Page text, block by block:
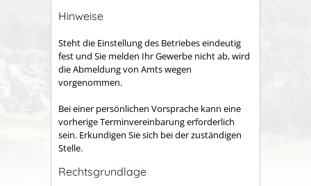
Hinweise
Steht die Einstellung des Betriebes eindeutig
fest und Sie melden Ihr Gewerbe nicht ab, wird
die Abmeldung von Amts wegen
vorgenommen.
Bei einer persönlichen Vorsprache kann eine
vorherige Terminvereinbarung erforderlich
sein. Erkundigen Sie sich bei der zuständigen
Stelle.
Rechtsgrundlage